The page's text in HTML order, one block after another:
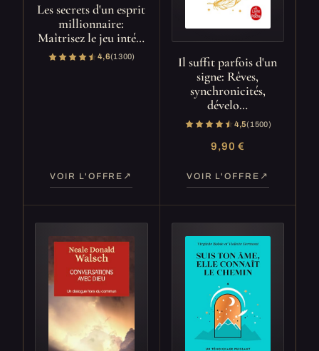
Les secrets d'un esprit
millionnaire:
Maîtrisez le jeu inté…
4,6(1 300)
VOIR L'OFFRE
Il suffit parfois d'un
signe: Rêves,
synchronicités,
dévelo…
4,5(1 500)
9,90 €
VOIR L'OFFRE